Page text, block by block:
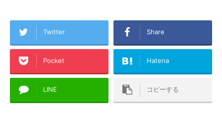
Twitter Share
Pocket Hatena
LINE コピーする